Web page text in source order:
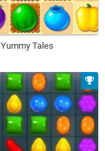
Yummy Tales